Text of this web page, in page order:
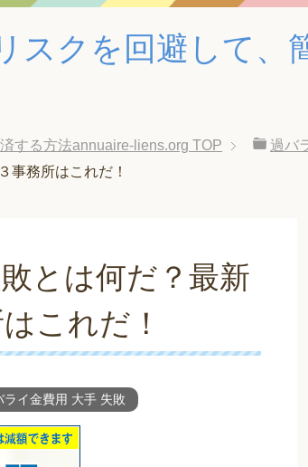
スクを回避して、
する方法annuaire-liens.org TOP
過バ
事務所はこれだ！
とは何だ？最新
これだ！
ライ金費用 大手 失敗